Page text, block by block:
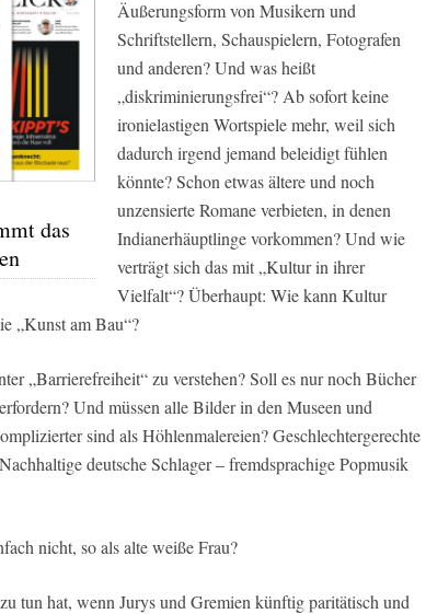
das
Äußerungsform von Musikern und
Schriftstellern, Schauspielern, Fotografen
und anderen? Und was heißt
„diskriminierungsfrei“? Ab sofort keine
ironielastigen Wortspiele mehr, weil sich
dadurch irgend jemand beleidigt fühlen
könnte? Schon etwas ältere und noch
unzensierte Romane verbieten, in denen
Indianerhäuptlinge vorkommen? Und wie
verträgt sich das mit „Kultur in ihrer
Vielfalt“? Überhaupt: Wie kann Kultur
„Kunst am Bau“?
„Barrierefreiheit“ zu verstehen? Soll es nur noch Bücher
Und müssen alle Bilder in den Museen und
sind als Höhlenmalereien? Geschlechtergerechte
deutsche Schlager – fremdsprachige Popmusik
nicht, so als alte weiße Frau?
tun hat, wenn Jurys und Gremien künftig paritätisch und